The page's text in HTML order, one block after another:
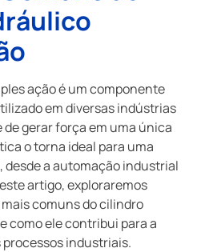
ação é um componente
em diversas indústrias
de gerar força em uma única
o torna ideal para uma
desde a automação industrial
artigo, exploraremos
comuns do cilindro
como ele contribui para a
industriais.